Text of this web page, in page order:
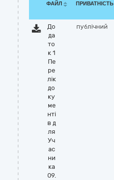
ФАЙЛ ПРИВАТНІСТЬ
До
да
то
к 1
Пе
ре
лік
до
ку
ме
нті
в д
ля
Уч
ас
ни
ка
09.
публічний